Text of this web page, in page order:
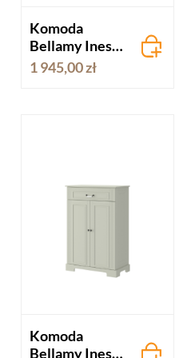
Komoda
Bellamy Ines
duża neutralna
szarość
1 945,00 zł
Komoda
Bellamy Ines